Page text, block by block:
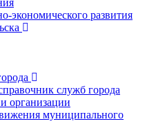
экономического развития
служб города
организации
муниципального